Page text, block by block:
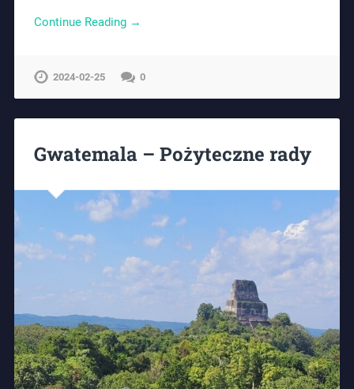
Continue Reading →
2024-02-25 0
Gwatemala – Pożyteczne rady